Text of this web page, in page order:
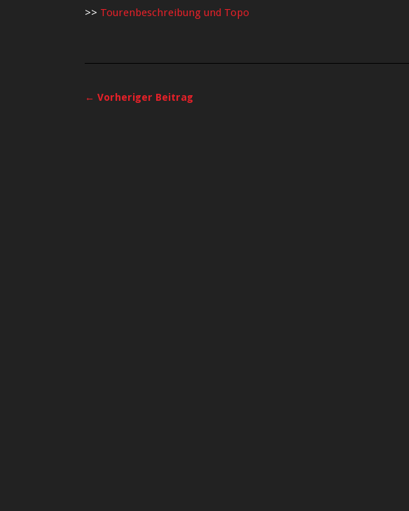
>> Tourenbeschreibung und Topo
← Vorheriger Beitrag